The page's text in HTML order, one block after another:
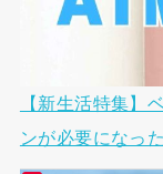
【新生活特集】
ンが必要になっ